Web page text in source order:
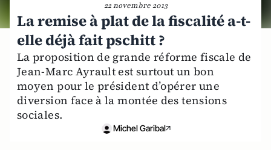
22 novembre 2013
La remise à plat de la fiscalité a-t-
elle déjà fait pschitt ?
La proposition de grande réforme fiscale de
Jean-Marc Ayrault est surtout un bon
moyen pour le président d’opérer une
diversion face à la montée des tensions
sociales.
Michel Garibal